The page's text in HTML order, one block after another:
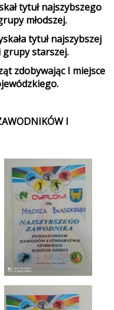
tytuł najszybszego
młodszej.
tytuł najszybszej
grupy starszej.
zdobywając I miejsce
I